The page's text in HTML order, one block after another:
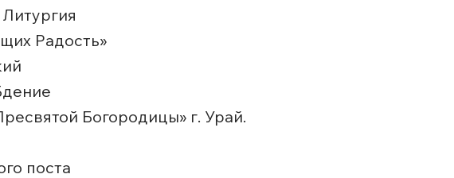
Радость»
Богородицы» г. Урай.
поста